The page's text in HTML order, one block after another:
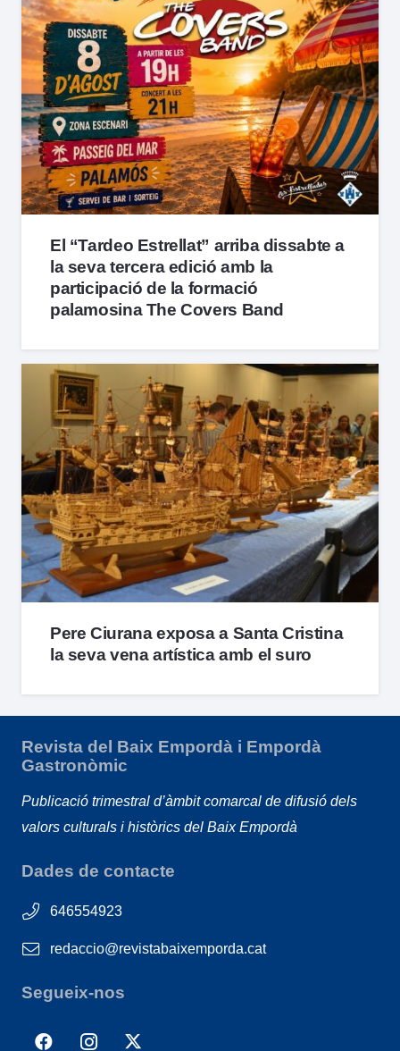
El “Tardeo Estrellat” arriba dissabte a
la seva tercera edició amb la
participació de la formació
palamosina The Covers Band
Pere Ciurana exposa a Santa Cristina
la seva vena artística amb el suro
Revista del Baix Empordà i Empordà
Gastronòmic
Publicació trimestral d’àmbit comarcal de difusió dels
valors culturals i històrics del Baix Empordà
Dades de contacte
646554923
redaccio@revistabaixemporda.cat
Segueix-nos